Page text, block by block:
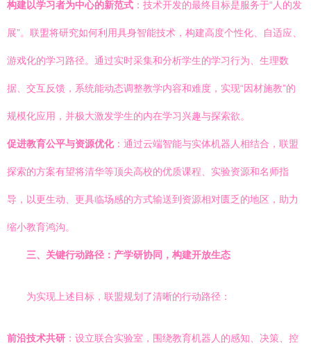
构建以学习者为中心的新范式 ：技术开发的最终目标是服务于“人的发
展”。联盟将研究如何利用具身智能技术，构建高度个性化、自适应、
游戏化的学习路径。通过实时采集和分析学生的学习行为、生理数
据、交互反馈，系统能动态调整教学内容和难度，实现“因材施教”的
规模化应用，并极大激发学生的内在学习兴趣与探索欲。
促进教育公平与资源优化：通过云端智能与实体机器人相结合，联盟
探索的方案有望将清华等顶尖高校的优质课程、实验资源和名师指
导，以更生动、更具临场感的方式输送到资源相对匮乏的地区，助力
缩小教育鸿沟。
三、关键行动路径：产学研协同，构建开放生态
为实现上述目标，联盟规划了清晰的行动路径：
前沿技术共研 ：设立联合实验室，围绕教育机器人的感知、决策、控